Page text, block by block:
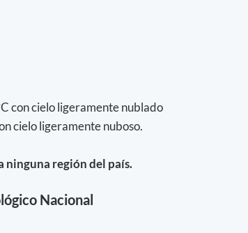
con cielo ligeramente nublado
cielo ligeramente nuboso.
ninguna región del país.
Nacional